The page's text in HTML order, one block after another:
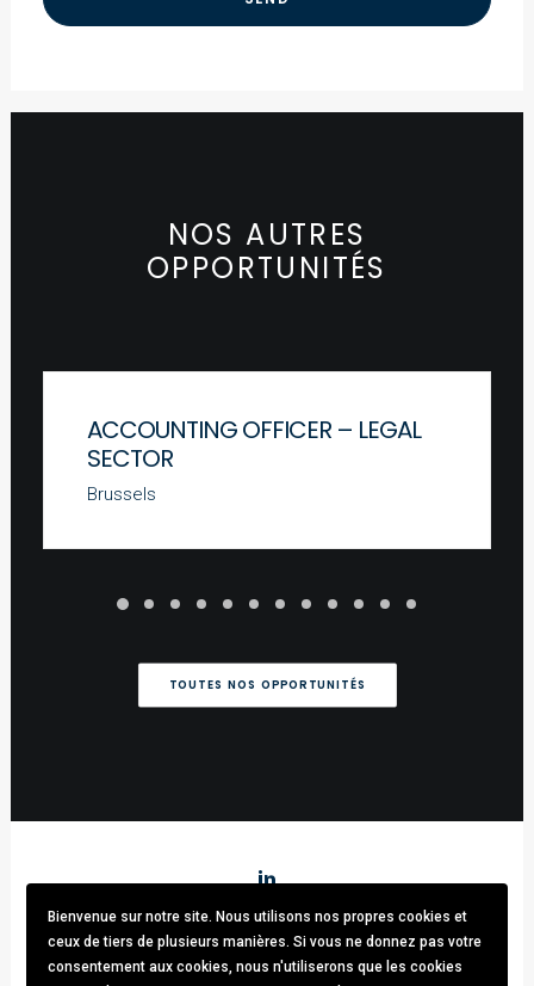
NOS AUTRES
OPPORTUNITÉS
ACCOUNTING OFFICER – LEGAL
SECTOR
Brussels
TOUTES NOS OPPORTUNITÉS
Stark & Partners/ Tel:+32 (0)470.33.92.82/info@stark-
recruitment.com
Bienvenue sur notre site. Nous utilisons nos propres cookies et
ceux de tiers de plusieurs manières. Si vous ne donnez pas votre
consentement aux cookies, nous n'utiliserons que les cookies